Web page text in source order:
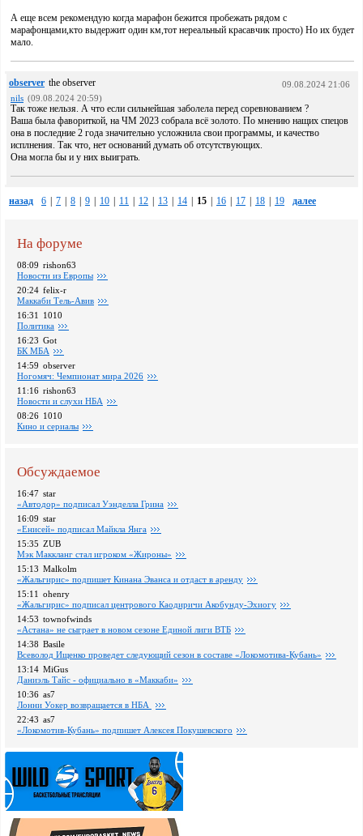
А еще всем рекомендую когда марафон бежится пробежать рядом с
марафонцами,кто выдержит один км,тот нереальный красавчик просто) Но их будет
мало.
observer the observer
09.08.2024 21:06
nils (09.08.2024 20:59)
Так тоже нельзя. А что если сильнейшая заболела перед соревнованием ?
Ваша была фавориткой, на ЧМ 2023 собрала всё золото. По мнению нащих спецов
она в последние 2 года значительно усложнила свои программы, и качество
исплнения. Так что, нет оснований думать об отсутствующих.
Она могла бы и у них выиграть.
назад 6 7 8 9 10 11 12 13 14 15 16 17 18 19 далее
На форуме
08:09 rishon63
Новости из Европы
20:24 felix-r
Маккаби Тель-Авив
16:31
1010
Политика
16:23 Got
БК МБА
14:59 observer
Ногомяч: Чемпионат мира 2026
11:16 rishon63
Новости и слухи НБА
08:26 1010
Кино и сериалы
Обсуждаемое
16:47 star
«Автодор» подписал Уэнделла Грина
16:09 star
«Енисей» подписал Майкла Янга
15:35 ZUB
Мэк Маккланг стал игроком «Жироны»
15:13 Malkolm
«Жальгирис» подпишет Кинана Эванса и отдаст в аренду
15:11 ohenry
«Жальгирис» подписал центрового Каодиричи Акобунду-Эхиогу
14:53 townofwinds
«Астана» не сыграет в новом сезоне Единой лиги ВТБ
14:38 Basile
Всеволод Ищенко проведет следующий сезон в составе «Локомотива-Кубань»
13:14 MiGus
Даниэль Тайс - официально в «Маккаби»
10:36 as7
Лонни Уокер возвращается в НБА
22:43 as7
«Локомотив-Кубань» подпишет Алексея Покушевского